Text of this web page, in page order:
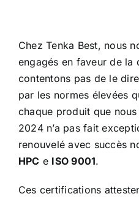
Chez Tenka Best, nous
engagés en faveur de la
contentons pas de le
par les normes élevées
chaque produit que
2024 n’a pas fait
renouvelé avec succès
HPC e ISO 9001.
Ces certifications